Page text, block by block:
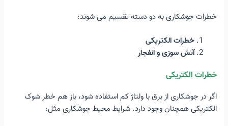
خطرات جوشکاری به دو دسته تقسیم می شوند:
خطرات الکتریکی
آتش سوزی و انفجار
خطرات الکتریکی
اگر در جوشکاری از برق با ولتاژ کم استفاده شود، باز هم خطر شوک
الکتریکی همچنان وجود دارد. شرایط محیط جوشکاری مثل: